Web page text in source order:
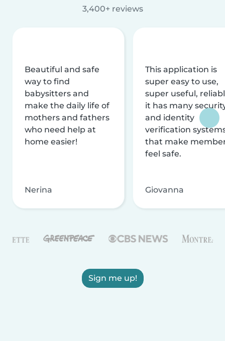
3,400+ reviews
Beautiful and safe
way to find
babysitters and
make the daily life of
mothers and fathers
who need help at
home easier!
Nerina
This application is
super easy to use,
super useful,
it has many
and identity
verification
that make
feel safe.
Giovanna
Sign me up!